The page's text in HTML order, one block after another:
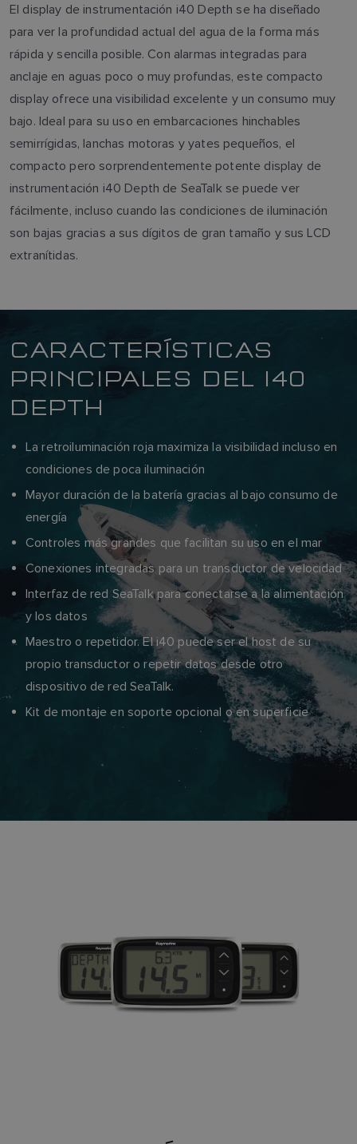
El display de instrumentación i40 Depth se ha diseñado
para ver la profundidad actual del agua de la forma más
rápida y sencilla posible. Con alarmas integradas para
anclaje en aguas poco o muy profundas, este compacto
display ofrece una visibilidad excelente y un consumo muy
bajo. Ideal para su uso en embarcaciones hinchables
semirrígidas, lanchas motoras y yates pequeños, el
compacto pero sorprendentemente potente display de
instrumentación i40 Depth de SeaTalk se puede ver
fácilmente, incluso cuando las condiciones de iluminación
son bajas gracias a sus dígitos de gran tamaño y sus LCD
extranítidas.
CARACTERÍSTICAS
PRINCIPALES DEL I40
DEPTH
La retroiluminación roja maximiza la visibilidad incluso en
condiciones de poca iluminación
Mayor duración de la batería gracias al bajo consumo de
energía
Controles más grandes que facilitan su uso en el mar
Conexiones integradas para un transductor de velocidad
Interfaz de red SeaTalk para conectarse a la alimentación
y los datos
Maestro o repetidor. El i40 puede ser el host de su
propio transductor o repetir datos desde otro
dispositivo de red SeaTalk.
Kit de montaje en soporte opcional o en superficie